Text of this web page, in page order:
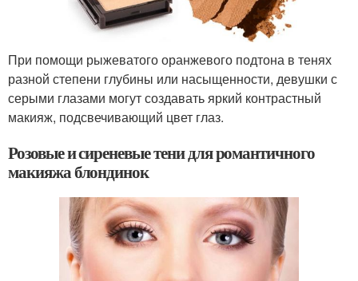
При помощи рыжеватого оранжевого подтона в тенях
разной степени глубины или насыщенности, девушки с
серыми глазами могут создавать яркий контрастный
макияж, подсвечивающий цвет глаз.
Розовые и сиреневые тени для романтичного
макияжа блондинок